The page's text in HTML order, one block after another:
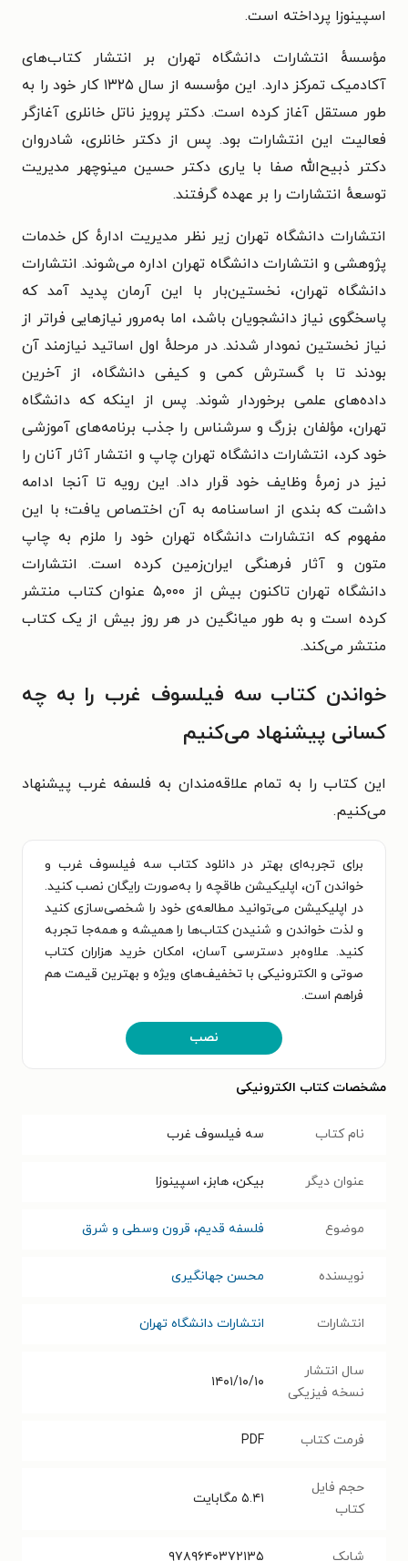
اسپینوزا پرداخته است.
مؤسسهٔ انتشارات دانشگاه تهران بر انتشار کتاب‌های
آکادمیک تمرکز دارد. این مؤسسه از سال ۱۳۲۵ کار خود را به
طور مستقل آغاز کرده است. دکتر پرویز ناتل خانلری آغازگر
فعالیت این انتشارات بود. پس از دکتر خانلری، شادروان
دکتر ذبیح‌الله صفا با یاری دکتر حسین مینوچهر مدیریت
توسعهٔ انتشارات را بر عهده گرفتند.
انتشارات دانشگاه تهران زیر نظر مدیریت ادارهٔ کل خدمات
پژوهشی و انتشارات دانشگاه تهران اداره می‌شوند. انتشارات
دانشگاه تهران، نخستین‌بار با این آرمان پدید آمد که
پاسخگوی نیاز دانشجویان باشد، اما به‌مرور نیازهایی فراتر از
نیاز نخستین نمودار شدند. در مرحلهٔ اول اساتید نیازمند آن
بودند تا با گسترش کمی و کیفی دانشگاه، از آخرین
داده‌های علمی برخوردار شوند. پس از اینکه که دانشگاه
تهران، مؤلفان بزرگ و سرشناس را جذب برنامه‌های آموزشی
خود کرد، انتشارات دانشگاه تهران چاپ و انتشار آثار آنان را
نیز در زمرهٔ وظایف خود قرار داد. این رویه تا آنجا ادامه
داشت که بندی از اساسنامه به آن اختصاص یافت؛ با این
مفهوم که انتشارات دانشگاه تهران خود را ملزم به چاپ
متون و آثار فرهنگی ایران‌زمین کرده است. انتشارات
دانشگاه تهران تاکنون بیش از ۵٬۰۰۰ عنوان کتاب منتشر
کرده است و به طور میانگین در هر روز بیش از یک کتاب
منتشر می‌کند.
خواندن کتاب سه فیلسوف غرب را به چه
کسانی پیشنهاد می‌کنیم
این کتاب را به تمام علاقه‌مندان به فلسفه غرب پیشنهاد
می‌کنیم.
برای تجربه‌ای بهتر در دانلود کتاب سه فیلسوف غرب و
خواندن آن، اپلیکیشن طاقچه را به‌صورت رایگان نصب کنید.
در اپلیکیشن می‌توانید مطالعه‌ی خود را شخصی‌سازی کنید
و لذت خواندن و شنیدن کتاب‌ها را همیشه و همه‌جا تجربه
کنید. علاوه‌بر دسترسی آسان، امکان خرید هزاران کتاب
صوتی و الکترونیکی با تخفیف‌های ویژه و بهترین قیمت هم
فراهم است.
نصب
مشخصات کتاب الکترونیکی
نام کتاب سه فیلسوف غرب
عنوان دیگر بیکن، هابز، اسپینوزا
موضوع فلسفه قدیم، قرون وسطی و شرق
نویسنده محسن جهانگیری
انتشارات انتشارات دانشگاه تهران
سال انتشار
نسخه فیزیکی
۱۴۰۱/۱۰/۱۰
فرمت کتاب PDF
حجم فایل
کتاب
۵.۴۱ مگابایت
شابک ۹۷۸۹۶۴۰۳۷۲۱۳۵